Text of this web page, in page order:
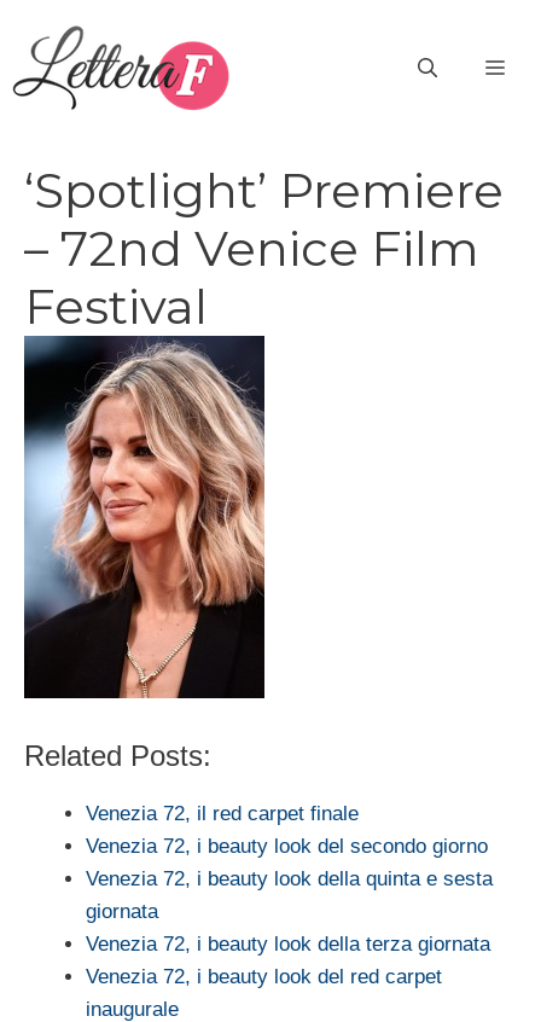
contenuto
‘Spotlight’ Premiere
– 72nd Venice Film
Festival
Related Posts:
Venezia 72, il red carpet finale
Venezia 72, i beauty look del secondo giorno
Venezia 72, i beauty look della quinta e sesta
giornata
Venezia 72, i beauty look della terza giornata
Venezia 72, i beauty look del red carpet
inaugurale